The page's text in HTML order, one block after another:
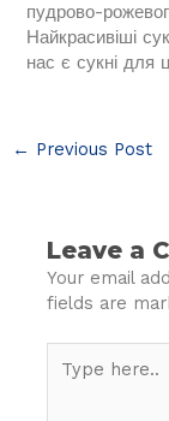
пудрово-
Найкрасивіші
нас є сукні для
← Previous Post
Leave a
Your email
fields are
here..